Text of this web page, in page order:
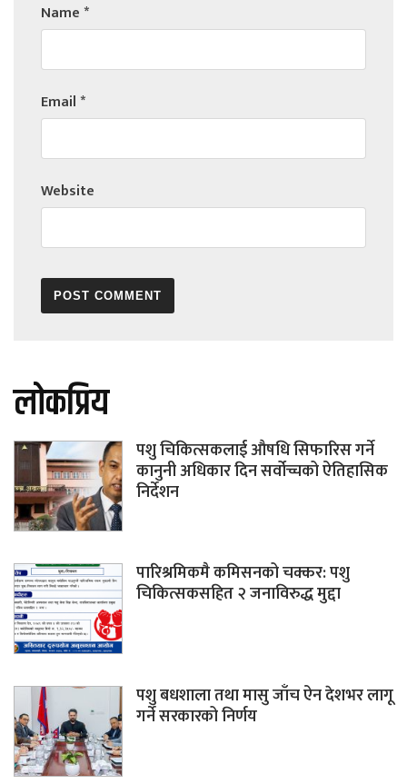
Name*
Email*
Website
लोकप्रिय
पशु चिकित्सकलाई औषधि सिफारिस गर्ने
कानुनी अधिकार दिन सर्वोच्चको ऐतिहासिक
निर्देशन
पारिश्रमिकमै कमिसनको चक्कर: पशु
चिकित्सकसहित २ जनाविरुद्ध मुद्दा
पशु बधशाला तथा मासु जाँच ऐन देशभर लागू
गर्ने सरकारको निर्णय